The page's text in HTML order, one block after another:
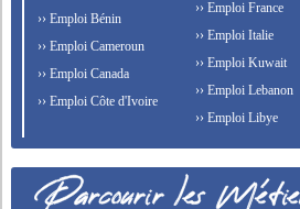
›› Emploi Bénin
›› Emploi Cameroun
›› Emploi Canada
›› Emploi Côte d'Ivoire
›› Emploi France
›› Emploi Italie
›› Emploi Kuwait
›› Emploi Lebanon
›› Emploi Libye